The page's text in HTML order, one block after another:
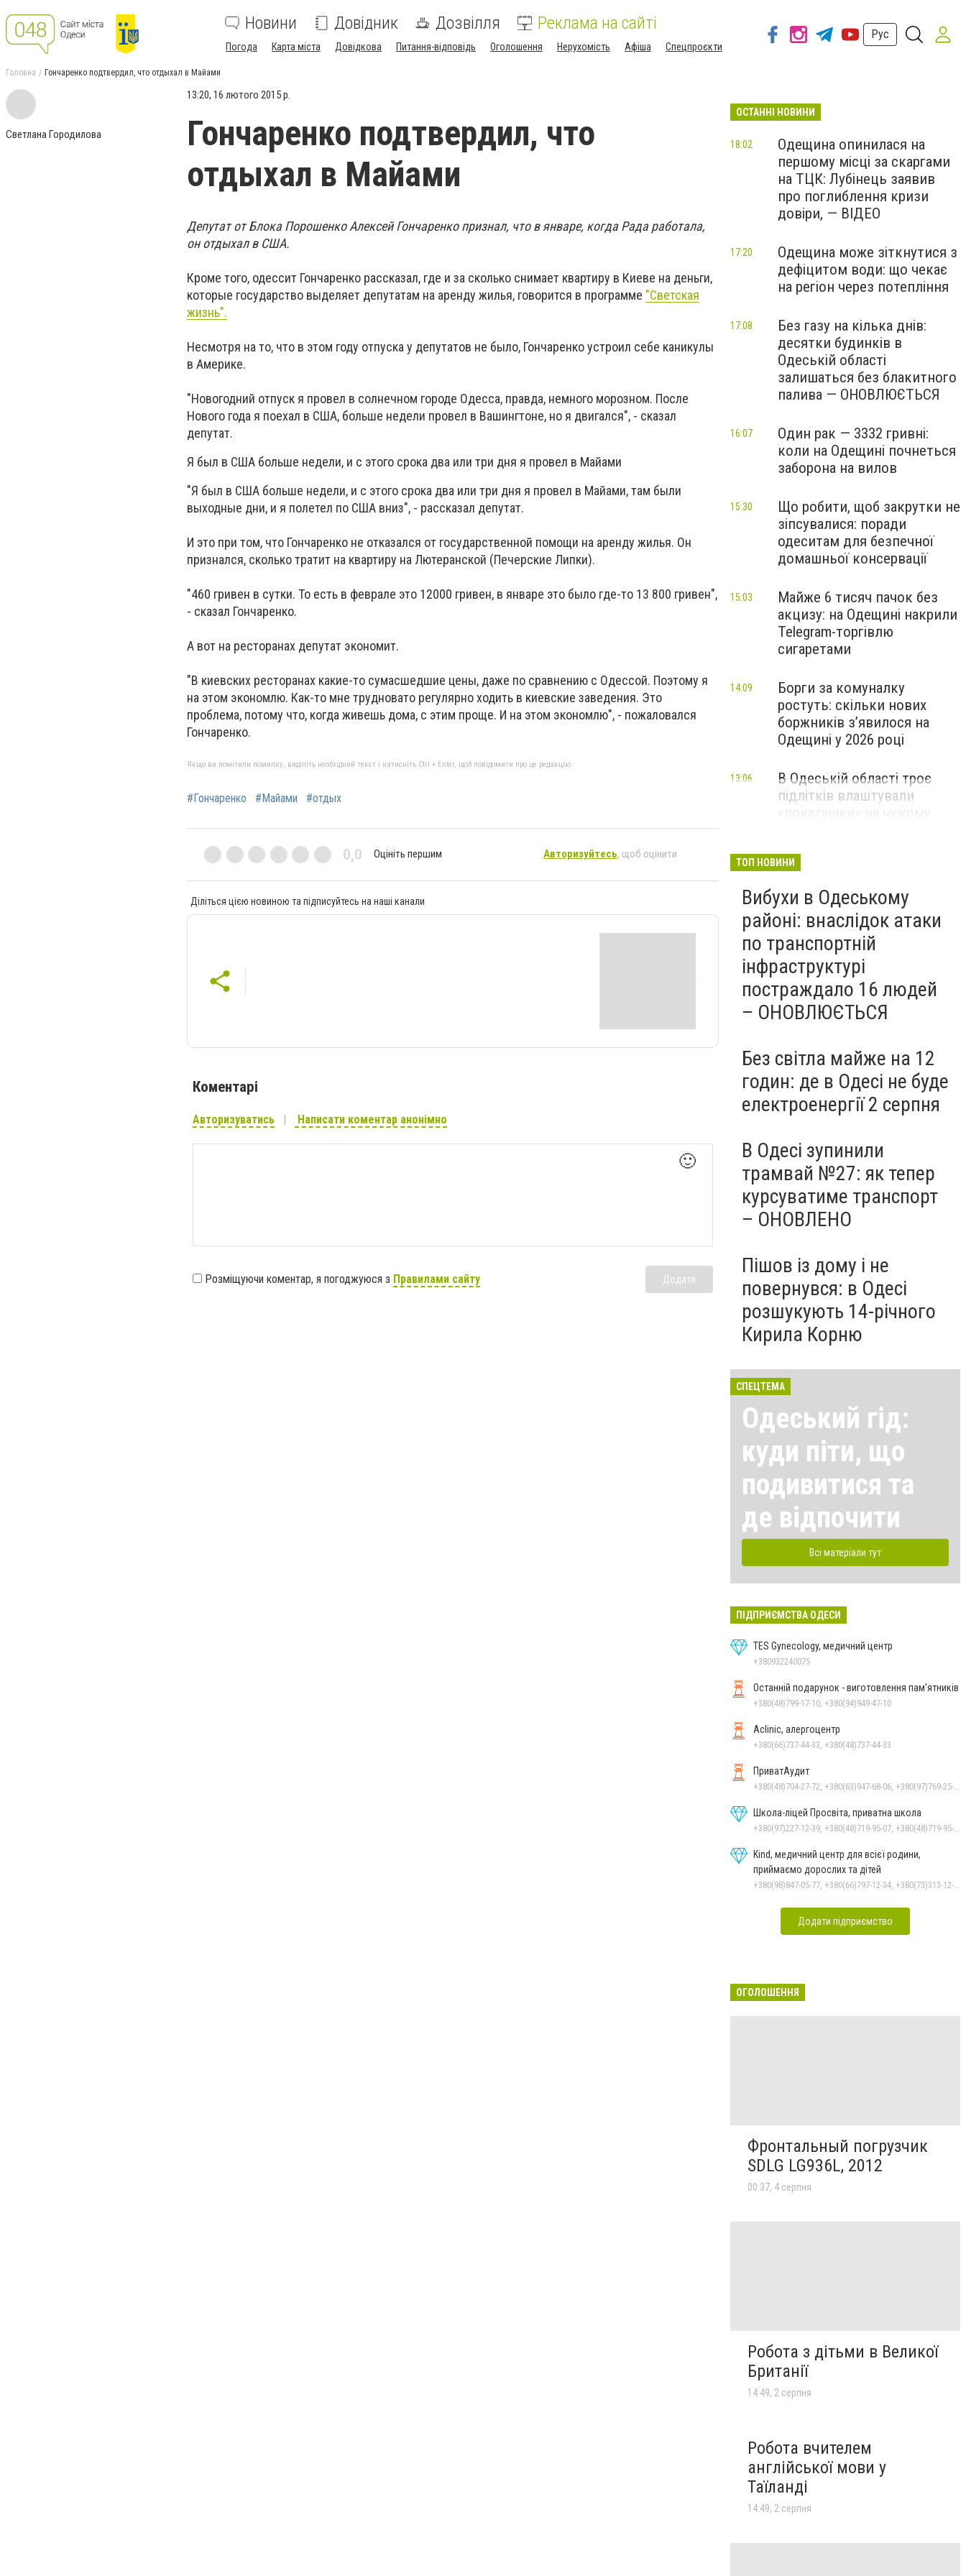
Новини Довідник Дозвілля Реклама на сайті
Погода Карта міста Довідкова Питання-відповідь Оголошення Нерухомість Афіша Спецпроєкти
Рус
Головна Гончаренко подтвердил, что отдыхал в Майами
Светлана Городилова
13:20, 16 лютого 2015 р.
Гончаренко подтвердил, что
отдыхал в Майами
Депутат от Блока Порошенко Алексей Гончаренко признал, что в январе, когда Рада работала,
он отдыхал в США.
Кроме того, одессит Гончаренко рассказал, где и за сколько снимает квартиру в Киеве на деньги,
которые государство выделяет депутатам на аренду жилья, говорится в программе "Светская
жизнь".
Несмотря на то, что в этом году отпуска у депутатов не было, Гончаренко устроил себе каникулы
в Америке.
"Новогодний отпуск я провел в солнечном городе Одесса, правда, немного морозном. После
Нового года я поехал в США, больше недели провел в Вашингтоне, но я двигался", - сказал
депутат.
Я был в США больше недели, и с этого срока два или три дня я провел в Майами
"Я был в США больше недели, и с этого срока два или три дня я провел в Майами, там были
выходные дни, и я полетел по США вниз", - рассказал депутат.
И это при том, что Гончаренко не отказался от государственной помощи на аренду жилья. Он
признался, сколько тратит на квартиру на Лютеранской (Печерские Липки).
"460 гривен в сутки. То есть в феврале это 12000 гривен, в январе это было где-то 13 800 гривен",
- сказал Гончаренко.
А вот на ресторанах депутат экономит.
"В киевских ресторанах какие-то сумасшедшие цены, даже по сравнению с Одессой. Поэтому я
на этом экономлю. Как-то мне трудновато регулярно ходить в киевские заведения. Это
проблема, потому что, когда живешь дома, с этим проще. И на этом экономлю", - пожаловался
Гончаренко.
Якщо ви помітили помилку, виділіть необхідний текст і натисніть Ctrl + Enter, щоб повідомити про це редакцію
#Гончаренко #Майами #отдых
0,0 Оцініть першим Авторизуйтесь, щоб оцінити
Діліться цією новиною та підписуйтесь на наші канали
Коментарі
Авторизуватись Написати коментар анонімно
🙂
Розміщуючи коментар, я погоджуюся з Правилами сайту Додати
ОСТАННІ НОВИНИ
Одещина опинилася на
першому місці за скаргами
на ТЦК: Лубінець заявив
про поглиблення кризи
довіри, — ВІДЕО
18:02
Одещина може зіткнутися з
дефіцитом води: що чекає
на регіон через потепління
17:20
Без газу на кілька днів:
десятки будинків в
Одеській області
залишаться без блакитного
палива — ОНОВЛЮЄТЬСЯ
17:08
Один рак — 3332 гривні:
коли на Одещині почнеться
заборона на вилов
16:07
Що робити, щоб закрутки не
зіпсувалися: поради
одеситам для безпечної
домашньої консервації
15:30
Майже 6 тисяч пачок без
акцизу: на Одещині накрили
Telegram-торгівлю
сигаретами
15:03
Борги за комуналку
ростуть: скільки нових
боржників з’явилося на
Одещині у 2026 році
14:09
В Одеській області троє
підлітків влаштували
13:06
ТОП НОВИНИ
Вибухи в Одеському
районі: внаслідок атаки
по транспортній
інфраструктурі
постраждало 16 людей
– ОНОВЛЮЄТЬСЯ
Без світла майже на 12
годин: де в Одесі не буде
електроенергії 2 серпня
В Одесі зупинили
трамвай №27: як тепер
курсуватиме транспорт
– ОНОВЛЕНО
Пішов із дому і не
повернувся: в Одесі
розшукують 14-річного
Кирила Корню
СПЕЦТЕМА
Одеський гід:
куди піти, що
подивитися та
де відпочити
Всі матеріали тут
ПІДПРИЄМСТВА ОДЕСИ
TES Gynecology, медичний центр
+380932240075
Останній подарунок - виготовлення пам'ятників
+380(48)799-17-10, +380(94)949-47-10
Aclinic, алергоцентр
+380(66)737-44-33, +380(48)737-44-33
ПриватАудит
Школа-ліцей Просвіта, приватна школа
Kind, медичний центр для всієї родини,
приймаємо дорослих та дітей
Додати підприємство
ОГОЛОШЕННЯ
Фронтальный погрузчик
SDLG LG936L, 2012
00:37, 4 серпня
Робота з дітьми в Великої
Британії
14:49, 2 серпня
Робота вчителем
англійської мови у
Таїланді
14:49, 2 серпня